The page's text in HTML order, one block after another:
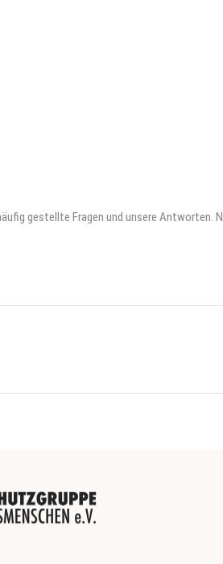
gestellte Fragen und unsere Antworten.